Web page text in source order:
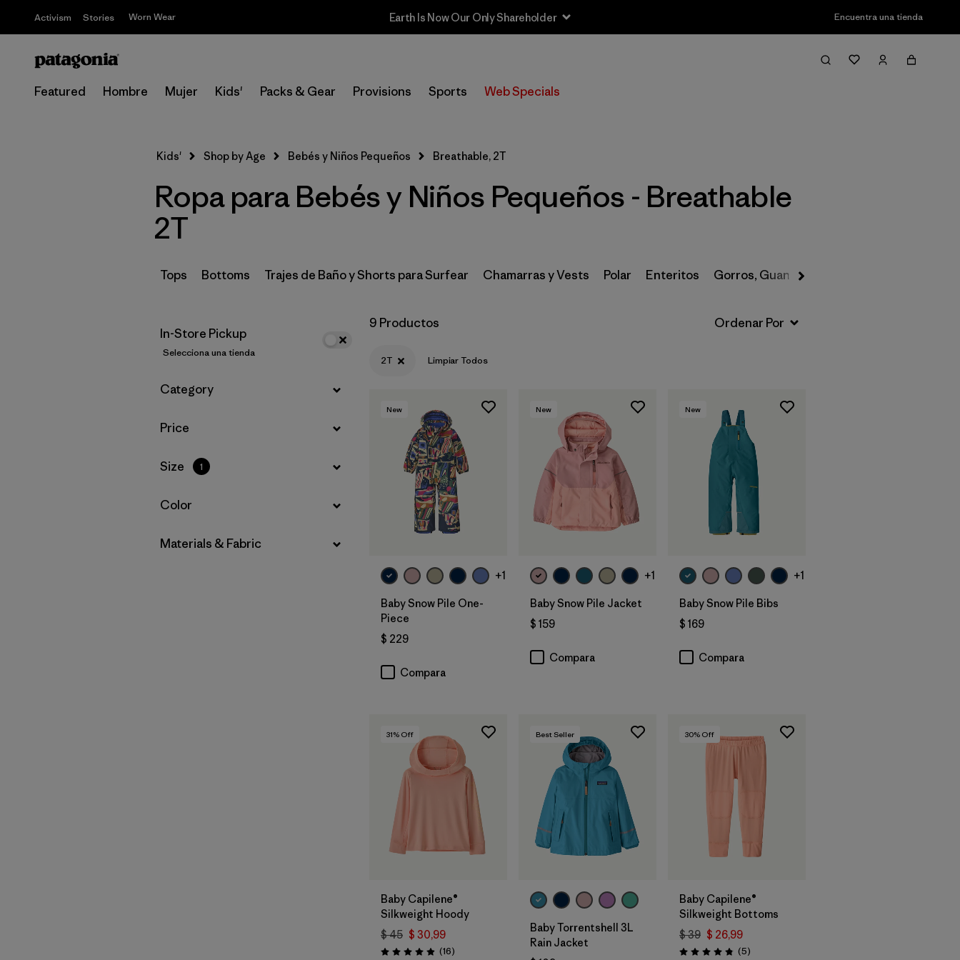
Activism Stories Worn Wear Earth Is Now Our Only Shareholder Encuentra una tienda
Featured Hombre Mujer Kids' Packs & Gear Provisions Sports Web Specials
Filter & Sort
Selecciona una tienda
Filtrar por
Price
Filtrar por
Size 1
Filtrar por
Materials & Fabric
Kids' Shop by Age Bebés y Niños Pequeños Breathable, 2T
Ropa para Bebés y Niños Pequeños - Breathable
2T
Tops Bottoms Trajes de Baño y Shorts para Surfear Chamarras y Vests Polar Enteritos Gorros, Guantes y Más
In-Store Pickup
Selecciona una tienda
Filtrar por
Category
Filtrar por
Price
Filtrar por
Size 1
Filtrar por
Color
Filtrar por
Materials & Fabric
9 Productos
2T Limpiar Todos
New
+1
Baby Snow Pile One-
Piece
$ 229
Compara
New
+1
Baby Snow Pile Jacket
$ 159
Compara
New
+1
Baby Snow Pile Bibs
$ 169
Compara
31% Off
Baby Capilene®
Silkweight Hoody
$ 45 $ 30,99
Valoración: 4.9 / 5
(16Comentarios
)
Best Seller
Baby Torrentshell 3L
Rain Jacket
30% Off
Baby Capilene®
Silkweight Bottoms
$ 39 $ 26,99
Valoración: 4.8 / 5
(5Comentarios
)